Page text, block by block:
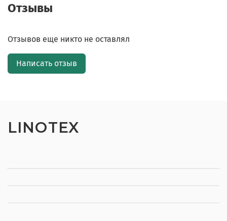
Отзывы
Отзывов еще никто не оставлял
Написать отзыв
LINOTEX